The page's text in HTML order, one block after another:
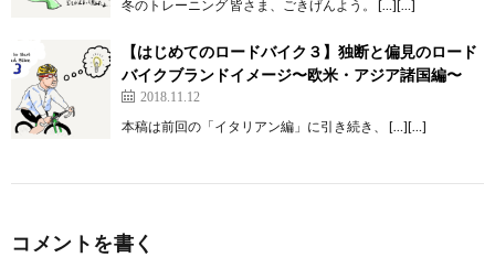
冬のトレーニング 皆さま、ごきげんよう。 […][…]
【はじめてのロードバイク３】独断と偏見のロード
バイクブランドイメージ〜欧米・アジア諸国編〜
2018.11.12
本稿は前回の「イタリアン編」に引き続き、 […][…]
コメントを書く